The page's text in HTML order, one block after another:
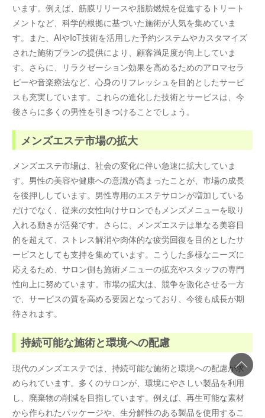
います。例えば、筋膜リリースや脂肪燃焼を促進するトリート
メントなど、科学的根拠に基づいた施術が人気を集めていま
す。また、AIやIoT技術を活用した予約システムやカスタマイズ
された施術プランの提供により、顧客満足度が向上していま
す。さらに、リラクゼーション効果を高めるためのアロマセラ
ピーや音楽療法など、心身のリフレッシュを目的としたサービ
スも充実しています。これらの進化した技術とサービスは、今
後さらに多くの男性を引きつけることでしょう。
メンズエステ市場の拡大
メンズエステ市場は、社会の変化に伴い急速に拡大していま
す。男性の美容や健康への意識が高まったことが、市場の成長
を後押ししています。男性専用のエステサロンが増加している
だけでなく、従来の女性向けサロンでもメンズメニューを取り
入れる動きが活発です。さらに、メンズエステは単なる美容目
的を超えて、ストレス解消や肉体的な疲労回復を目的としたサ
ービスとしても支持を集めています。こうした多様なニーズに
応えるため、サロン側も施術メニューの拡充やスタッフの専門
性向上に努めています。市場の拡大は、競争を激化させる一方
で、サービスの質を高める要因となっており、今後も成長が期
待されます。
持続可能な施術と環境への配慮
現代のメンズエステでは、持続可能な施術と環境への配慮が求
められています。多くのサロンが、環境にやさしい製品を利用
し、廃棄物の削減を目指しています。例えば、再生可能な素材
から作られたパッケージや、生分解性のある製品を使用するこ